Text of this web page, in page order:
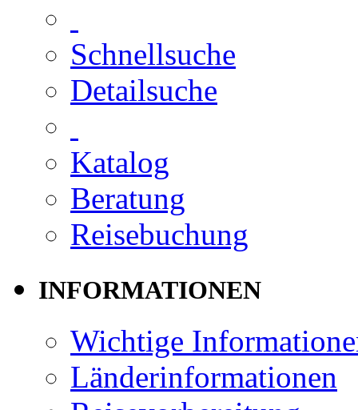
Schnellsuche
Detailsuche
Katalog
Beratung
Reisebuchung
INFORMATIONEN
Wichtige
Länderinformationen